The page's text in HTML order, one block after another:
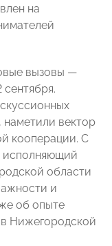
на
вызовы —
вектор
кооперации. С
исполняющий
области
и
об опыте
Нижегородской